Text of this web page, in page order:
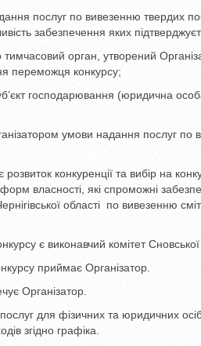
послуг по вивезенню твердих
забезпечення яких
тимчасовий орган, утворений
переможця конкурсу;
господарювання (юридична
умови надання послуг по
конкуренції та вибір на
власності, які спроможні
області по вивезенню
є виконавчий комітет
приймає Організатор.
Організатор.
для фізичних та юридичних
згідно графіка.